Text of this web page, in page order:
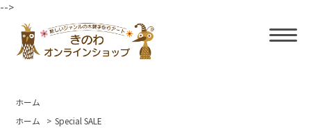
-->
ホーム
ホーム
> Special SALE